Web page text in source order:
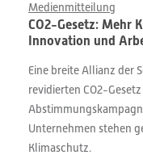
Medienmitteilung
CO2-Gesetz: Mehr
Innovation und
Eine breite Allianz der
revidierten CO2-
Unternehmen stehen
Klimaschutz.